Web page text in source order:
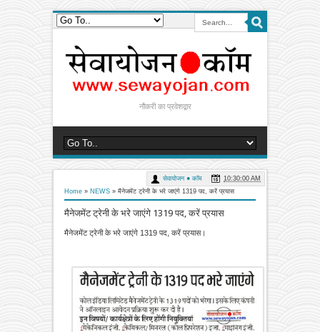
नौकरी का प्रवेशद्वार
Home » NEWS » मैनेजमेंट ट्रेनी के भरे जाएंगे 1319 पद, करें प्रयास
मैनेजमेंट ट्रेनी के भरे जाएंगे 1319 पद, करें प्रयास
सेवायोजन ● कॉम 10:30:00 AM
मैनेजमेंट ट्रेनी के भरे जाएंगे 1319 पद, करें प्रयास।